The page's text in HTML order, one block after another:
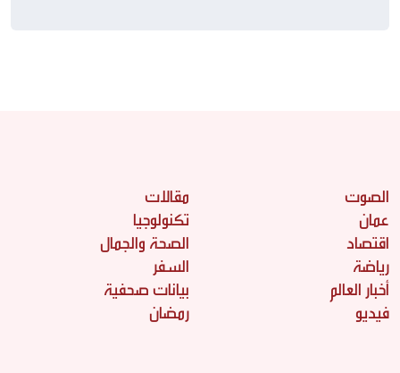
الصوت
عمان
اقتصاد
رياضة
أخبار العالم
فيديو
مقالات
تكنولوجيا
الصحة والجمال
السفر
بيانات صحفية
رمضان